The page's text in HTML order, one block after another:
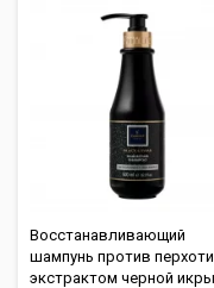
Восстанавливающий
шампунь против
экстрактом черной икры